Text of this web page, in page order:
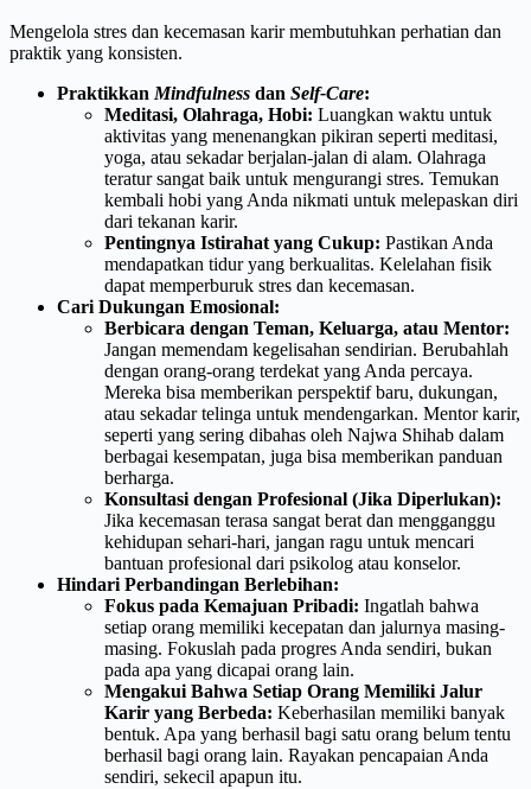
Mengelola stres dan kecemasan karir membutuhkan perhatian dan
praktik yang konsisten.
Praktikkan Mindfulness dan Self-Care:
Meditasi, Olahraga, Hobi: Luangkan waktu untuk
aktivitas yang menenangkan pikiran seperti meditasi,
yoga, atau sekadar berjalan-jalan di alam. Olahraga
teratur sangat baik untuk mengurangi stres. Temukan
kembali hobi yang Anda nikmati untuk melepaskan diri
dari tekanan karir.
Pentingnya Istirahat yang Cukup: Pastikan Anda
mendapatkan tidur yang berkualitas. Kelelahan fisik
dapat memperburuk stres dan kecemasan.
Cari Dukungan Emosional:
Berbicara dengan Teman, Keluarga, atau Mentor:
Jangan memendam kegelisahan sendirian. Berubahlah
dengan orang-orang terdekat yang Anda percaya.
Mereka bisa memberikan perspektif baru, dukungan,
atau sekadar telinga untuk mendengarkan. Mentor karir,
seperti yang sering dibahas oleh Najwa Shihab dalam
berbagai kesempatan, juga bisa memberikan panduan
berharga.
Konsultasi dengan Profesional (Jika Diperlukan):
Jika kecemasan terasa sangat berat dan mengganggu
kehidupan sehari-hari, jangan ragu untuk mencari
bantuan profesional dari psikolog atau konselor.
Hindari Perbandingan Berlebihan:
Fokus pada Kemajuan Pribadi: Ingatlah bahwa
setiap orang memiliki kecepatan dan jalurnya masing-
masing. Fokuslah pada progres Anda sendiri, bukan
pada apa yang dicapai orang lain.
Mengakui Bahwa Setiap Orang Memiliki Jalur
Karir yang Berbeda: Keberhasilan memiliki banyak
bentuk. Apa yang berhasil bagi satu orang belum tentu
berhasil bagi orang lain. Rayakan pencapaian Anda
sendiri, sekecil apapun itu.